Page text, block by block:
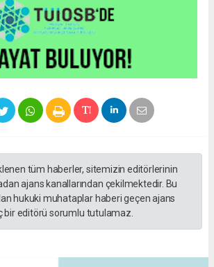
tüm haberler, sitemizin editörlerinin
ajans kanallarından çekilmektedir. Bu
hukuki muhataplar haberi geçen ajans
bir editörü sorumlu tutulamaz.